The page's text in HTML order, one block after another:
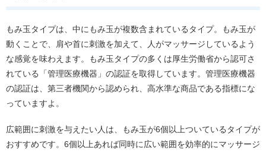
もみ玉タイプは、中にもみ玉が複数含まれているタイプ。もみ玉が
動くことで、肩や首に刺激を加えて、人がマッサージしているよう
な感覚を味わえます。もみ玉タイプの多くは厚生労働省から認可さ
れている「管理医療機器」の認証を取得しています。管理医療機器
の認証は、第三者機関から認められ、高水準な商品である指標にな
っていますよ。
広範囲に刺激を与えたい人は、もみ玉が6個以上ついているタイプが
おすすめです。6個以上あれば同時に広い範囲を効率的にマッサージ